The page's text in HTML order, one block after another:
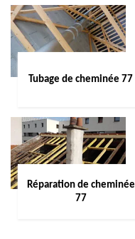
Tubage de cheminée 77
Réparation de cheminée
77